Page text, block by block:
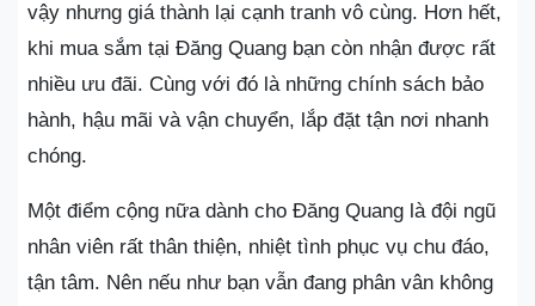
vậy nhưng giá thành lại cạnh tranh vô cùng. Hơn hết,
khi mua sắm tại Đăng Quang bạn còn nhận được rất
nhiều ưu đãi. Cùng với đó là những chính sách bảo
hành, hậu mãi và vận chuyển, lắp đặt tận nơi nhanh
chóng.
Một điểm cộng nữa dành cho Đăng Quang là đội ngũ
nhân viên rất thân thiện, nhiệt tình phục vụ chu đáo,
tận tâm. Nên nếu như bạn vẫn đang phân vân không